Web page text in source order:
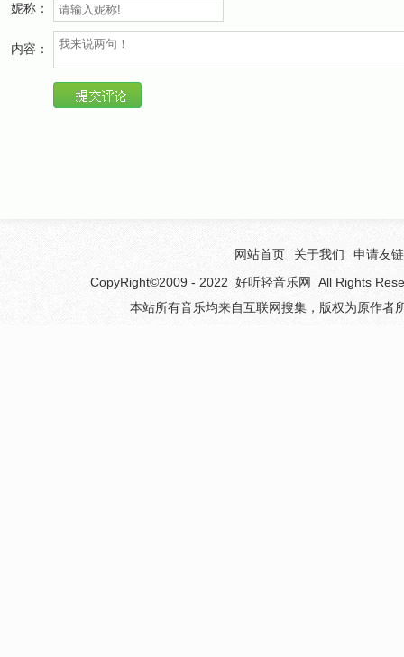
妮称：
内容：
网站首页 关于我们
申请友链
CopyRight©2009 - 2022 好听轻音乐网
All Rights
本站所有音乐均来自互联网搜集，版权为原作者